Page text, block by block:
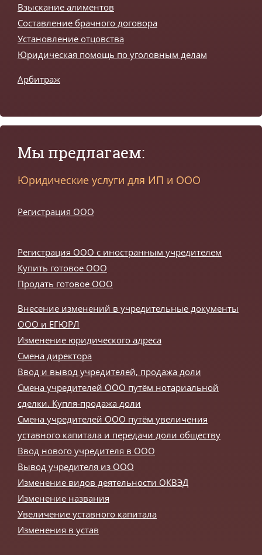
Взыскание алиментов
Составление брачного договора
Установление отцовства
Юридическая помощь по уголовным делам
Арбитраж
Мы предлагаем:
Юридические услуги для ИП и ООО
Регистрация ООО
Регистрация ООО с иностранным учредителем
Купить готовое ООО
Продать готовое ООО
Внесение изменений в учредительные документы
ООО и ЕГЮРЛ
Изменение юридического адреса
Смена директора
Ввод и вывод учредителей, продажа доли
Смена учредителей ООО путём нотариальной
сделки. Купля-продажа доли
Смена учредителей ООО путём увеличения
уставного капитала и передачи доли обществу
Ввод нового учредителя в ООО
Вывод учредителя из ООО
Изменение видов деятельности ОКВЭД
Изменение названия
Увеличение уставного капитала
Изменения в устав